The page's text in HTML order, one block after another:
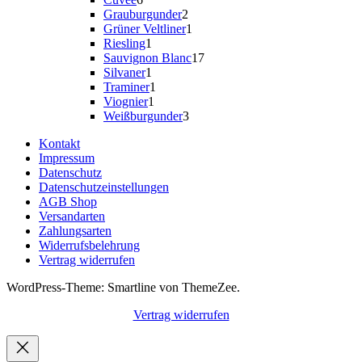
Produkte
Grauburgunder2
Produkte
Grüner Veltliner1
Riesling1
Produkt
Sauvignon Blanc1717
Silvaner1
Produkt
Traminer1
Viognier1
Produkt
Weißburgunder33
Kontakt
Impressum
Datenschutz
Datenschutzeinstellungen
AGB Shop
Versandarten
Zahlungsarten
Widerrufsbelehrung
Vertrag widerrufen
WordPress-Theme: Smartline von ThemeZee.
Vertrag widerrufen